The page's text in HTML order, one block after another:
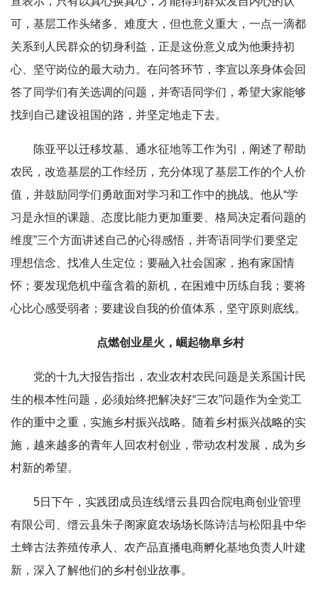
可，基层工作头绪多、难度大，但也意义重大，一点一滴都
关系到人民群众的切身利益，正是这份意义成为他秉持初
心、坚守岗位的最大动力。在问答环节，李宣以亲身体会回
答了同学们有关选调的问题，并寄语同学们，希望大家能够
找到自己建设祖国的路，并坚定地走下去。
陈亚平以迁移坟墓、通水征地等工作为引，阐述了帮助
农民，改造基层的工作经历，充分体现了基层工作的个人价
值，并鼓励同学们勇敢面对学习和工作中的挑战。他从“学
习是永恒的课题、态度比能力更加重要、格局决定看问题的
维度”三个方面讲述自己的心得感悟，并寄语同学们要坚定
理想信念、找准人生定位；要融入社会国家，抱有家国情
怀；要发现危机中蕴含着的新机，在困难中历练自我；要将
心比心感受弱者；要建设自我的价值体系，坚守原则底线。
点燃创业星火，崛起物阜乡村
党的十九大报告指出，农业农村农民问题是关系国计民
生的根本性问题，必须始终把解决好“三农”问题作为全党工
作的重中之重，实施乡村振兴战略。随着乡村振兴战略的实
施，越来越多的青年人回农村创业，带动农村发展，成为乡
村新的希望。
5日下午，实践团成员连线缙云县四合院电商创业管理
有限公司、缙云县朱子阁家庭农场场长陈诗洁与松阳县中华
土蜂古法养殖传承人、农产品直播电商孵化基地负责人叶建
新，深入了解他们的乡村创业故事。